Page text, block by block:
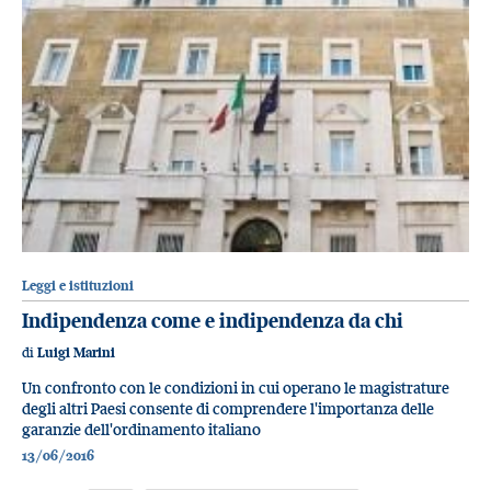
Leggi e istituzioni
Indipendenza come e indipendenza da chi
di Luigi Marini
Un confronto con le condizioni in cui operano le magistrature
degli altri Paesi consente di comprendere l'importanza delle
garanzie dell'ordinamento italiano
13/06/2016